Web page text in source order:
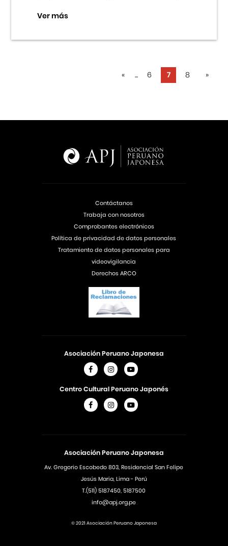
Ver más
« ... 6 7 8 »
Asociación Peruano Japonesa
Av. Gregorio Escobedo 803, Residencial San Felipe
Jesús Maria, Lima - Perú
T.(511) 5187450, 5187500
info@apj.org.pe
Asociación Peruano Japonesa
Centro Cultural Peruano Japonés
Contáctanos
Trabaja con nosotros
Comprobantes electrónicos
Política de privacidad de datos personales
Tratamiento de datos personales para
videovigilancia
Derechos ARCO
© 2021 Asociación Peruano Japonesa